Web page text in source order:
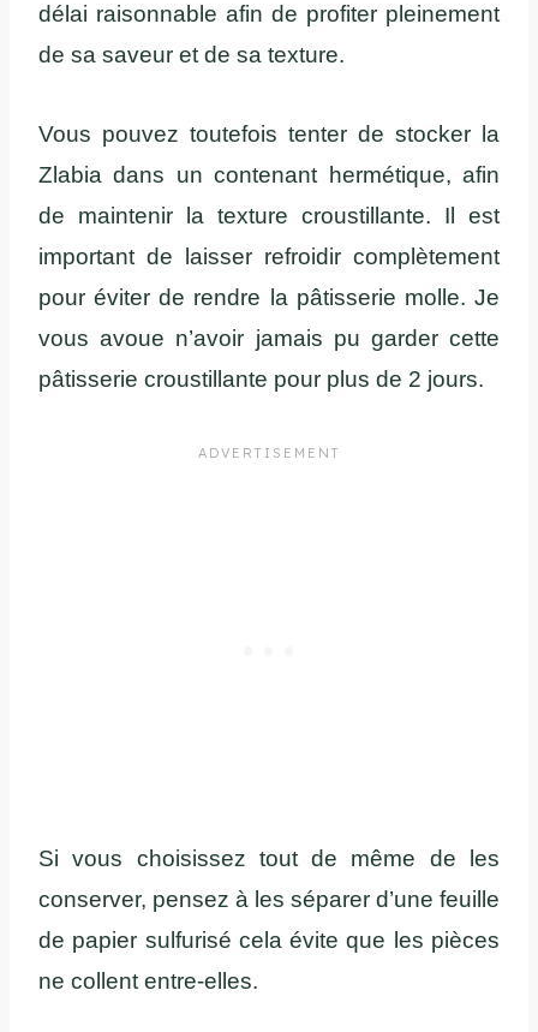
délai raisonnable afin de profiter pleinement
de sa saveur et de sa texture.
Vous pouvez toutefois tenter de stocker la
Zlabia dans un contenant hermétique, afin
de maintenir la texture croustillante. Il est
important de laisser refroidir complètement
pour éviter de rendre la pâtisserie molle. Je
vous avoue n’avoir jamais pu garder cette
pâtisserie croustillante pour plus de 2 jours.
Si vous choisissez tout de même de les
conserver, pensez à les séparer d’une feuille
de papier sulfurisé cela évite que les pièces
ne collent entre-elles.